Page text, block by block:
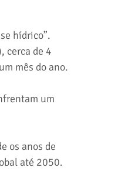
hídrico”.
cerca de 4
mês do ano.
um
os anos de
até 2050.